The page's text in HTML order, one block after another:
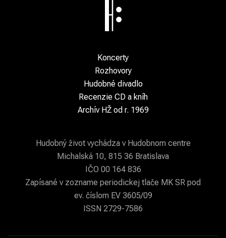
Koncerty
Rozhovory
Hudobné divadlo
Recenzie CD a kníh
Archív HŽ od r. 1969
Hudobný život vychádza v Hudobnom centre
Michalská 10, 815 36 Bratislava
IČO 00 164 836
Zapísané v zozname periodickej tlače MK SR pod
ev. číslom EV 3605/09
ISSN 2729-7586